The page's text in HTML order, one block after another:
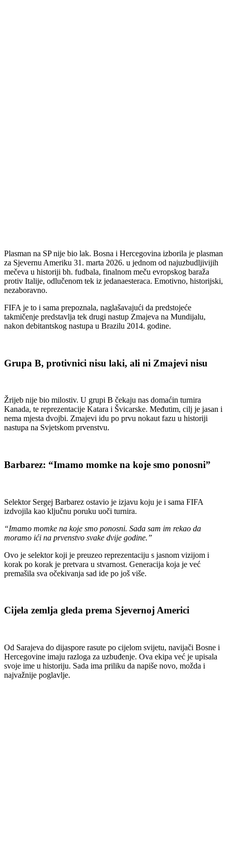
Plasman na SP nije bio lak. Bosna i Hercegovina izborila je plasman
za Sjevernu Ameriku 31. marta 2026. u jednom od najuzbudljivijih
mečeva u historiji bh. fudbala, finalnom meču evropskog baraža
protiv Italije, odlučenom tek iz jedanaesteraca. Emotivno, historijski,
nezaboravno.
FIFA je to i sama prepoznala, naglašavajući da predstojeće
takmičenje predstavlja tek drugi nastup Zmajeva na Mundijalu,
nakon debitantskog nastupa u Brazilu 2014. godine.
Grupa B, protivnici nisu laki, ali ni Zmajevi nisu
Žrijeb nije bio milostiv. U grupi B čekaju nas domaćin turnira
Kanada, te reprezentacije Katara i Švicarske. Međutim, cilj je jasan i
nema mjesta dvojbi. Zmajevi idu po prvu nokaut fazu u historiji
nastupa na Svjetskom prvenstvu.
Barbarez: “Imamo momke na koje smo ponosni”
Selektor Sergej Barbarez ostavio je izjavu koju je i sama FIFA
izdvojila kao ključnu poruku uoči turnira.
“Imamo momke na koje smo ponosni. Sada sam im rekao da
moramo ići na prvenstvo svake dvije godine.”
Ovo je selektor koji je preuzeo reprezentaciju s jasnom vizijom i
korak po korak je pretvara u stvarnost. Generacija koja je već
premašila sva očekivanja sad ide po još više.
Cijela zemlja gleda prema Sjevernoj Americi
Od Sarajeva do dijaspore rasute po cijelom svijetu, navijači Bosne i
Hercegovine imaju razloga za uzbuđenje. Ova ekipa već je upisala
svoje ime u historiju. Sada ima priliku da napiše novo, možda i
najvažnije poglavlje.